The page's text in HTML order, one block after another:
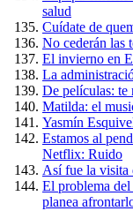
salud
Cuídate de
No cederán las
El invierno en
La
De películas: te
Matilda: el
Yasmín
Estamos al
Netflix: Ruido
Así fue la visita
El problema del
planea